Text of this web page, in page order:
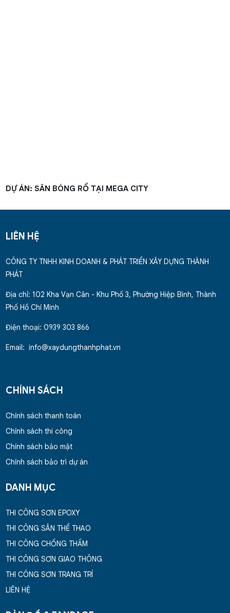
DỰ ÁN: SÂN BÓNG RỔ TẠI MEGA CITY
LIÊN HỆ
CÔNG TY TNHH KINH DOANH & PHÁT TRIỂN XÂY DỰNG THÀNH
PHÁT
Địa chỉ: 102 Kha Vạn Cân - Khu Phố 3, Phường Hiệp Bình, Thành
Phố Hồ Chí Minh
Điện thoại: 0939 303 866
Email: info@xaydungthanhphat.vn
CHÍNH SÁCH
Chính sách thanh toán
Chính sách thi công
Chính sách bảo mật
Chính sách bảo trì dự án
DANH MỤC
THI CÔNG SƠN EPOXY
THI CÔNG SÂN THỂ THAO
THI CÔNG CHỐNG THẤM
THI CÔNG SƠN GIAO THÔNG
THI CÔNG SƠN TRANG TRÍ
LIÊN HỆ